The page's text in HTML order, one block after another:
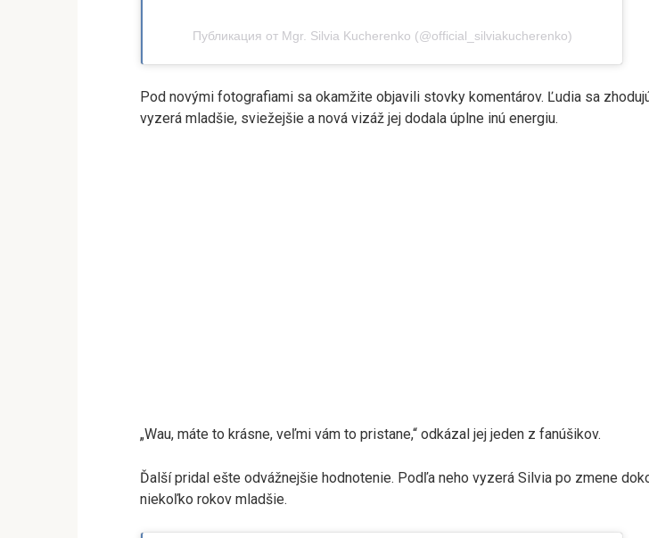
Публикация от Mgr. Silvia Kucherenko (@official_silviakucherenko)
Pod novými fotografiami sa okamžite objavili stovky komentárov. Ľudia sa
vyzerá mladšie, sviežejšie a nová vizáž jej dodala úplne inú energiu.
„Wau, máte to krásne, veľmi vám to pristane,“ odkázal jej jeden z fanúšikov.
Ďalší pridal ešte odvážnejšie hodnotenie. Podľa neho vyzerá Silvia po zmene
niekoľko rokov mladšie.